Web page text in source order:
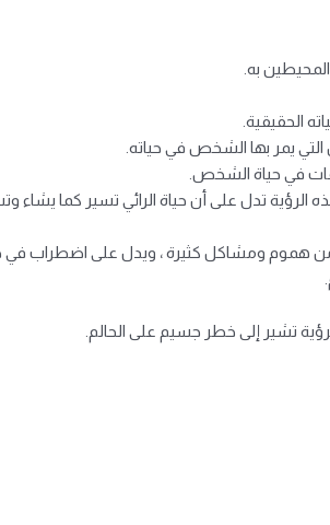
به.
الحقيقية.
يمر بها الشخص في حياته.
في حياة الشخص.
تدل على أن حياة الرائي تسير كما يشاء
من هموم ومشاكل كثيرة ، ويدل على اضطراب في
تشير إلى خطر جسيم على الحالم.